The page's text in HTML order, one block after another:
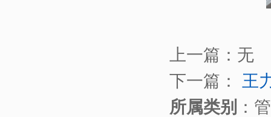
上一篇： 无
下一篇：
王
所属类别 ：